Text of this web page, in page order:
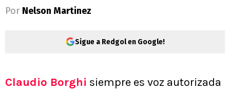
Por Nelson Martinez
Sigue a Redgol en Google!
Claudio Borghi siempre es voz autorizada